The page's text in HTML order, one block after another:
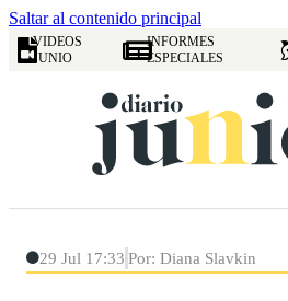
Saltar al contenido principal
VIDEOS
JUNIO
INFORMES
ESPECIALES
29 Jul 17:33 Por: Diana Slavkin